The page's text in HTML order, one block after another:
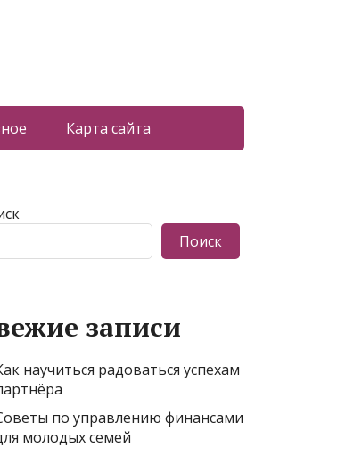
Карта сайта
Поиск
записи
научиться радоваться успехам
по управлению финансами
молодых семей